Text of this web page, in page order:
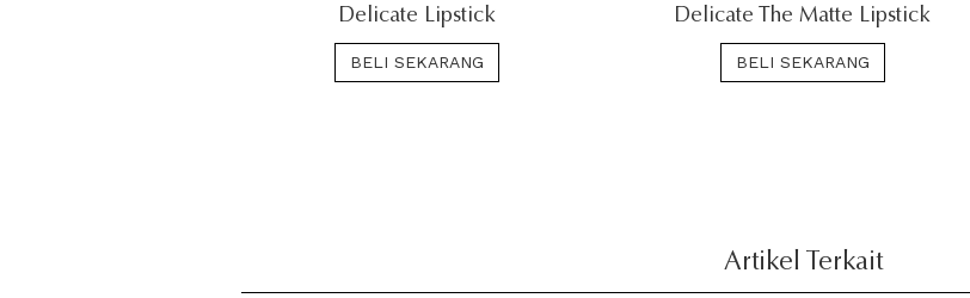
Delicate Lipstick
BELI SEKARANG
Delicate The Matte Lipstick
BELI SEKARANG
Artikel Terkait